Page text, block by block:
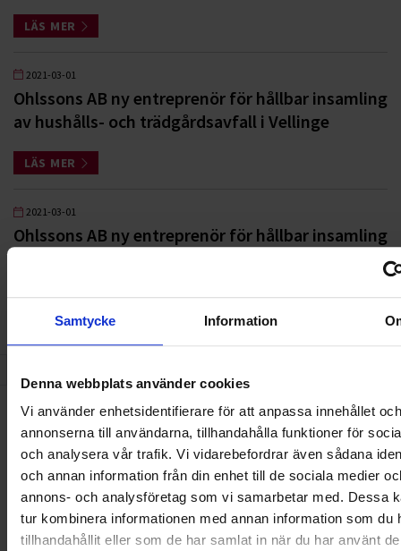
Samtycke Information
Denna webbplats använder cookies
Vi använder enhetsidentifierare för att anpassa innehållet och
annonserna till användarna, tillhandahålla funktioner för
och analysera vår trafik. Vi vidarebefordrar även sådana
och annan information från din enhet till de sociala medier
annons- och analysföretag som vi samarbetar med. Dessa
tur kombinera informationen med annan information som du
tillhandahållit eller som de har samlat in när du har använt
LÄS MER
2021-03-01
Ohlssons AB ny entreprenör för hållbar insamling
av hushålls- och trädgårdsavfall i Vellinge
LÄS MER
2021-03-01
Ohlssons AB ny entreprenör för hållbar insamling
LÄS MER
Nyheter
HÅLLBARHET